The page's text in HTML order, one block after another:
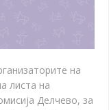
на
листа на
Делчево, за